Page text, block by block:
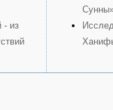
- из